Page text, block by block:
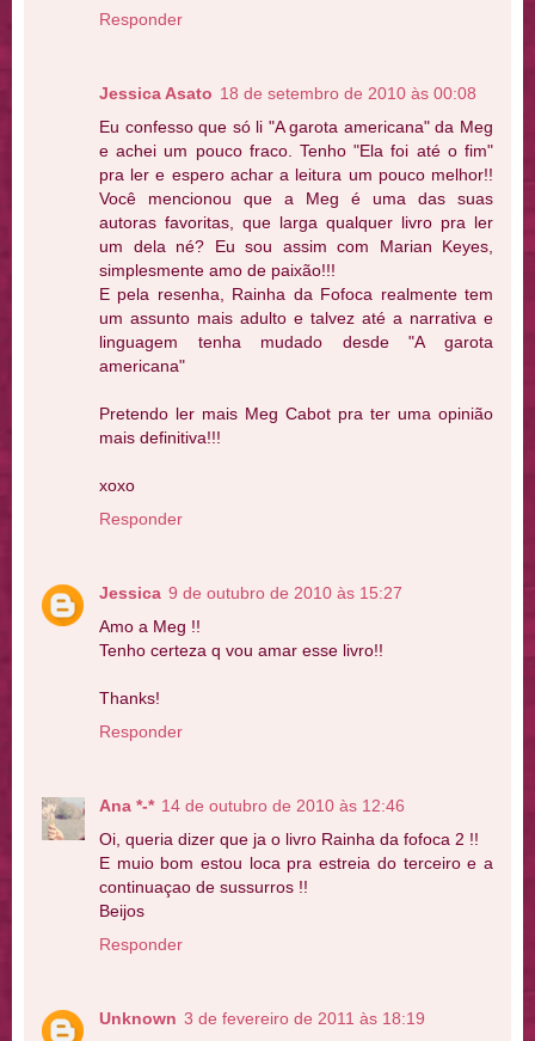
Responder
Jessica Asato 18 de setembro de 2010 às 00:08
Eu confesso que só li "A garota americana" da Meg
e achei um pouco fraco. Tenho "Ela foi até o fim"
pra ler e espero achar a leitura um pouco melhor!!
Você mencionou que a Meg é uma das suas
autoras favoritas, que larga qualquer livro pra ler
um dela né? Eu sou assim com Marian Keyes,
simplesmente amo de paixão!!!
E pela resenha, Rainha da Fofoca realmente tem
um assunto mais adulto e talvez até a narrativa e
linguagem tenha mudado desde "A garota
americana"
Pretendo ler mais Meg Cabot pra ter uma opinião
mais definitiva!!!
xoxo
Responder
Jessica 9 de outubro de 2010 às 15:27
Amo a Meg !!
Tenho certeza q vou amar esse livro!!
Thanks!
Responder
Ana *-* 14 de outubro de 2010 às 12:46
Oi, queria dizer que ja o livro Rainha da fofoca 2 !!
E muio bom estou loca pra estreia do terceiro e a
continuaçao de sussurros !!
Beijos
Responder
Unknown 3 de fevereiro de 2011 às 18:19